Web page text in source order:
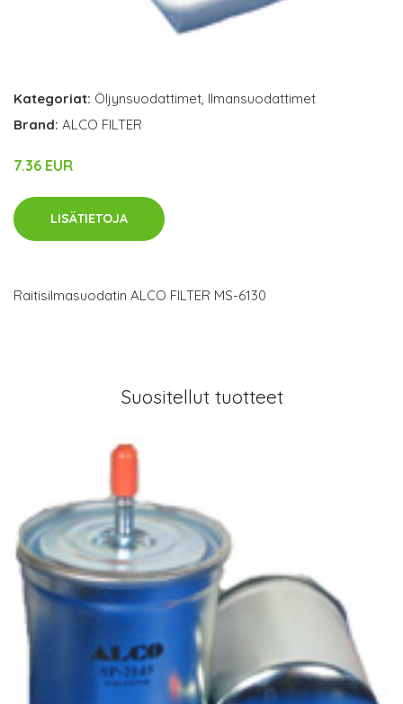
Kategoriat: Öljynsuodattimet, Ilmansuodattimet
Brand: ALCO FILTER
7.36 EUR
LISÄTIETOJA
Raitisilmasuodatin ALCO FILTER MS-6130
Suositellut tuotteet